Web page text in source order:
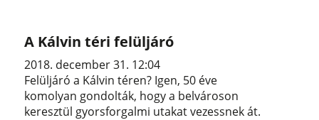
A Kálvin téri felüljáró
2018. december 31. 12:04
Felüljáró a Kálvin téren? Igen, 50 éve
komolyan gondolták, hogy a belvároson
keresztül gyorsforgalmi utakat vezessnek át.